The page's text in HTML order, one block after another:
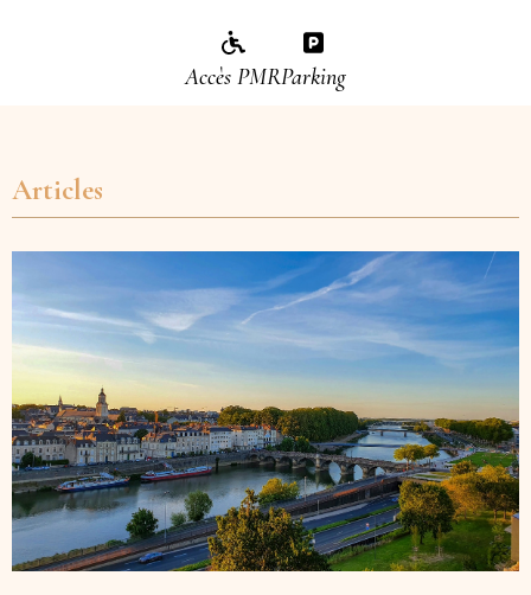
Accès PMRParking
Articles